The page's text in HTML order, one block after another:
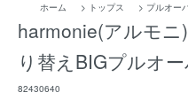
ホーム
> トップス > プルオー
harmonie(アルモ
り替えBIGプルオ
82430640